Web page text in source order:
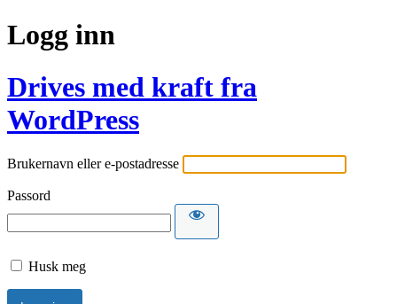
Logg inn
Drives med kraft fra
WordPress
Brukernavn eller e-postadresse
Passord
Husk meg